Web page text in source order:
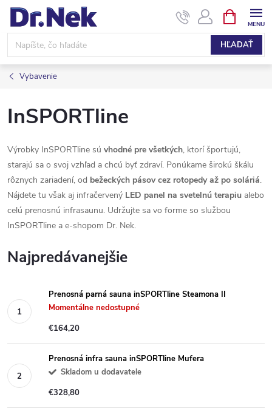
Prejsť
obsah
HĽADAŤ
KOŠÍK
Vybavenie
InSPORTline
Výrobky InSPORTline sú vhodné pre všetkých, ktorí športujú,
starajú sa o svoj vzhľad a chcú byť zdraví. Ponúkame širokú škálu
rôznych zariadení, od bežeckých pásov cez rotopedy až po soláriá.
Nájdete tu však aj infračervený LED panel na svetelnú terapiu alebo
celú prenosnú infrasaunu. Udržujte sa vo forme so službou
InSPORTline a e-shopom Dr. Nek.
Najpredávanejšie
Prenosná parná sauna inSPORTline Steamona II
Momentálne nedostupné
€164,20
Prenosná infra sauna inSPORTline Mufera
Skladom u dodavatele
€328,80